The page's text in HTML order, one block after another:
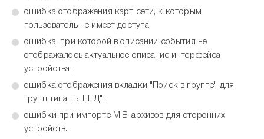
ошибка отображения карт сети, к которым
пользователь не имеет доступа;
ошибка, при которой в описании события не
отображалось актуальное описание интерфейса
устройства;
ошибка отображения вкладки "Поиск в группе" для
групп типа "БШПД";
ошибки при импорте MIB-архивов для сторонних
устройств.